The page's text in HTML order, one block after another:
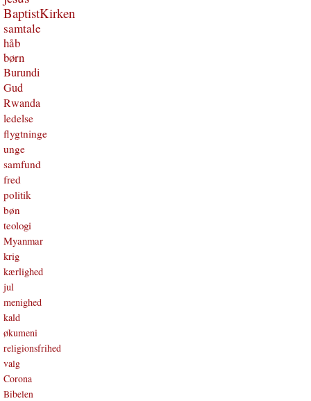
BaptistKirken
samtale
håb
børn
Burundi
Gud
Rwanda
ledelse
flygtninge
unge
samfund
fred
politik
bøn
teologi
Myanmar
krig
kærlighed
jul
menighed
kald
økumeni
religionsfrihed
valg
Corona
Bibelen